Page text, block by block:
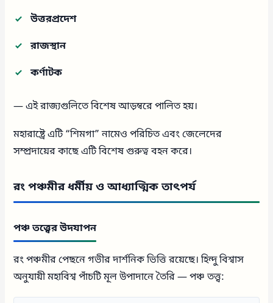
উত্তরপ্রদেশ
রাজস্থান
কর্ণাটক
— এই রাজ্যগুলিতে বিশেষ আড়ম্বরে পালিত হয়।
মহারাষ্ট্রে এটি “শিমগা” নামেও পরিচিত এবং জেলেদের
সম্প্রদায়ের কাছে এটি বিশেষ গুরুত্ব বহন করে।
রং পঞ্চমীর ধর্মীয় ও আধ্যাত্মিক তাৎপর্য
পঞ্চ তত্ত্বের উদযাপন
রং পঞ্চমীর পেছনে গভীর দার্শনিক ভিত্তি রয়েছে। হিন্দু বিশ্বাস
অনুযায়ী মহাবিশ্ব পাঁচটি মূল উপাদানে তৈরি — পঞ্চ তত্ত্ব: